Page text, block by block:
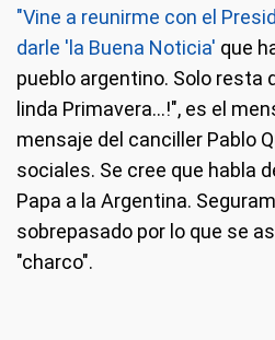
"Vine a reunirme con el
darle 'la Buena Noticia' que
pueblo argentino. Solo resta
linda Primavera…!", es el
mensaje del canciller Pablo
sociales. Se cree que habla
Papa a la Argentina.
sobrepasado por lo que se
"charco".